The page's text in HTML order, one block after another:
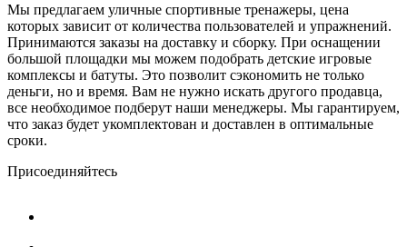
Мы предлагаем уличные спортивные тренажеры, цена
которых зависит от количества пользователей и упражнений.
Принимаются заказы на доставку и сборку. При оснащении
большой площадки мы можем подобрать детские игровые
комплексы и батуты. Это позволит сэкономить не только
деньги, но и время. Вам не нужно искать другого продавца,
все необходимое подберут наши менеджеры. Мы гарантируем,
что заказ будет укомплектован и доставлен в оптимальные
сроки.
Присоединяйтесь